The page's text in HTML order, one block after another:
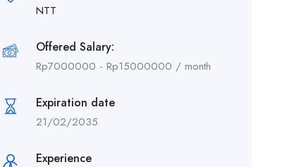
NTT
Offered Salary:
Rp7000000 - Rp15000000 / month
Expiration date
21/02/2035
Experience